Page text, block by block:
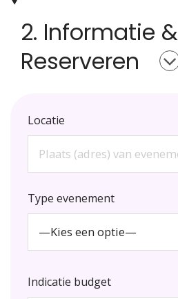
2. Informatie &
Reserveren
Locatie
Type evenement
—Kies een optie—
Indicatie budget